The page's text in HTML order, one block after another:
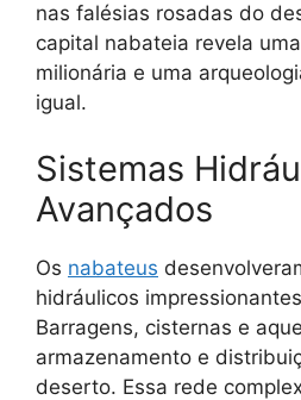
nas falésias rosadas do
capital nabateia revela
milionária e uma
igual.
Sistemas
Avançados
Os nabateus
hidráulicos
Barragens, cisternas e
armazenamento e
deserto. Essa rede